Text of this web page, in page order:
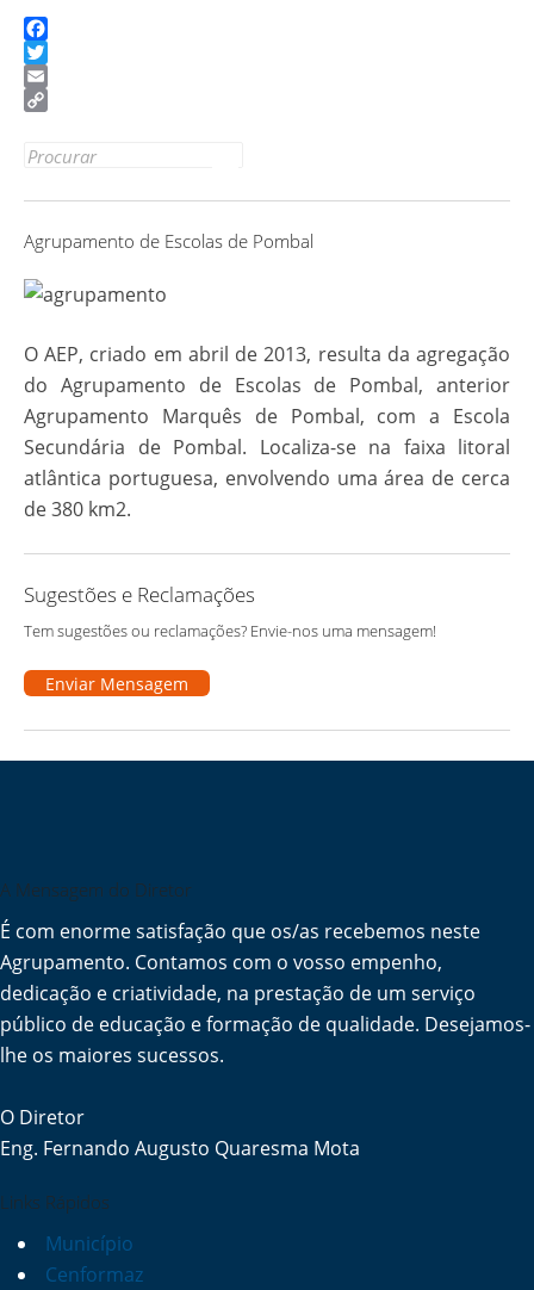
Facebook
Twitter
Email
Link
Search
Agrupamento de Escolas de Pombal
O AEP, criado em abril de 2013, resulta da agregação
do Agrupamento de Escolas de Pombal, anterior
Agrupamento Marquês de Pombal, com a Escola
Secundária de Pombal. Localiza-se na faixa litoral
atlântica portuguesa, envolvendo uma área de cerca
de 380 km2.
Sugestões e Reclamações
Tem sugestões ou reclamações? Envie-nos uma mensagem!
Enviar Mensagem
A Mensagem do Diretor
É com enorme satisfação que os/as recebemos neste
Agrupamento. Contamos com o vosso empenho,
dedicação e criatividade, na prestação de um serviço
público de educação e formação de qualidade. Desejamos-
lhe os maiores sucessos.
O Diretor
Eng. Fernando Augusto Quaresma Mota
Links Rápidos
Município
Cenformaz